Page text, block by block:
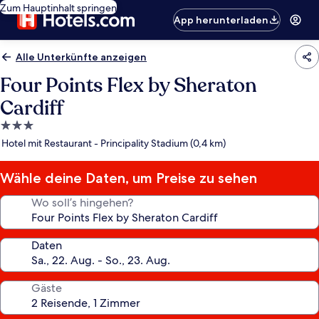
Zum Hauptinhalt springen
App herunterladen
Alle Unterkünfte anzeigen
Four Points Flex by Sheraton
Cardiff
3.0-
Sterne-
Hotel mit Restaurant - Principality Stadium (0,4 km)
Wähle deine Daten, um Preise zu sehen
Wo soll’s hingehen?
Daten
Gäste